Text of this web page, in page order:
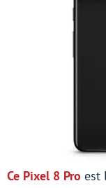
Ce Pixel 8 Pro est